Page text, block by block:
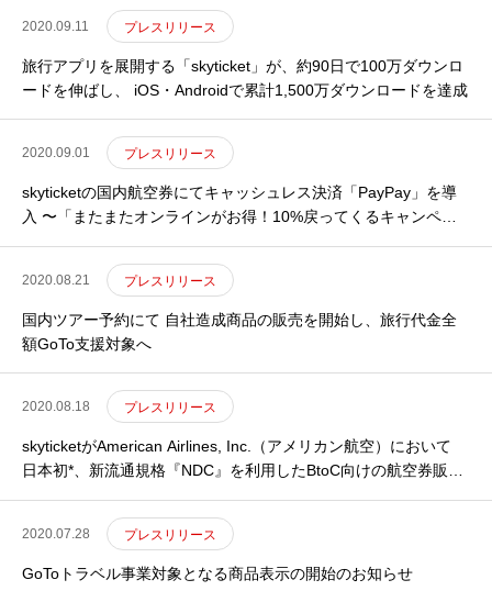
HOME トップ
COMPANY Adventureについて
GLOBAL SUBSIDIARIES
2020.09.11 プレスリリース
旅行アプリを展開する「skyticket」が、約90日で100万ダウンロ
ードを伸ばし、 iOS・Androidで累計1,500万ダウンロードを達成
2020.09.01 プレスリリース
skyticketの国内航空券にてキャッシュレス決済「PayPay」を導
入 〜「またまたオンラインがお得！10%戻ってくるキャンペー
2020.08.21 プレスリリース
国内ツアー予約にて 自社造成商品の販売を開始し、旅行代金全
額GoTo支援対象へ
2020.08.18 プレスリリース
skyticketがAmerican Airlines, Inc.（アメリカン航空）において
日本初*、新流通規格『NDC』を利用したBtoC向けの航空券販売
2020.07.28 プレスリリース
GoToトラベル事業対象となる商品表示の開始のお知らせ